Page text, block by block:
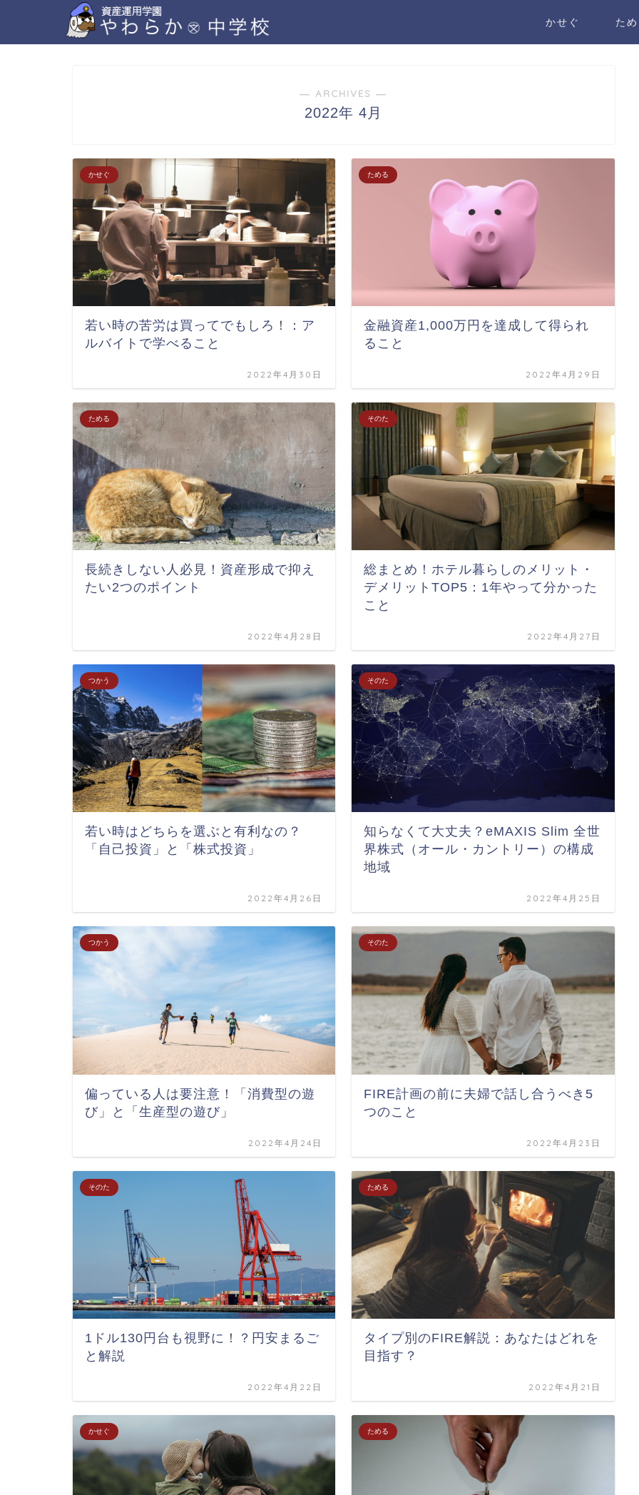
かせぐ た
― ARCHIVES ―
2022年 4月
かせぐ
若い時の苦労は買ってでもしろ！：ア
ルバイトで学べること
2022年4月30日
ためる
金融資産1,000万円を達成して得られ
ること
2022年4月29日
ためる
長続きしない人必見！資産形成で抑え
たい2つのポイント
2022年4月28日
そのた
総まとめ！ホテル暮らしのメリット・
デメリットTOP5：1年やって分かった
こと
2022年4月27日
つかう
若い時はどちらを選ぶと有利なの？
「自己投資」と「株式投資」
2022年4月26日
そのた
知らなくて大丈夫？eMAXIS Slim 全世
界株式（オール・カントリー）の構成
地域
2022年4月25日
つかう
偏っている人は要注意！「消費型の遊
び」と「生産型の遊び」
2022年4月24日
そのた
FIRE計画の前に夫婦で話し合うべき5
つのこと
2022年4月23日
そのた
1ドル130円台も視野に！？円安まるご
と解説
2022年4月22日
ためる
タイプ別のFIRE解説：あなたはどれを
目指す？
2022年4月21日
かせぐ ためる